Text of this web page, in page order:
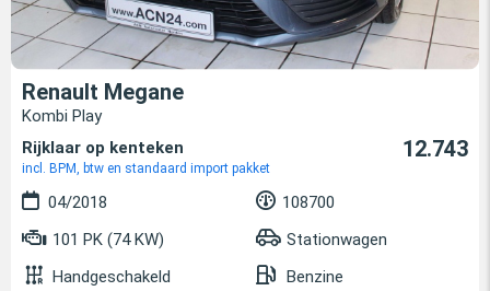
Renault Megane
Kombi Play
Rijklaar op kenteken
incl. BPM, btw en standaard import pakket
12.743
04/2018
108700
101 PK (74 KW)
Stationwagen
Handgeschakeld
Benzine